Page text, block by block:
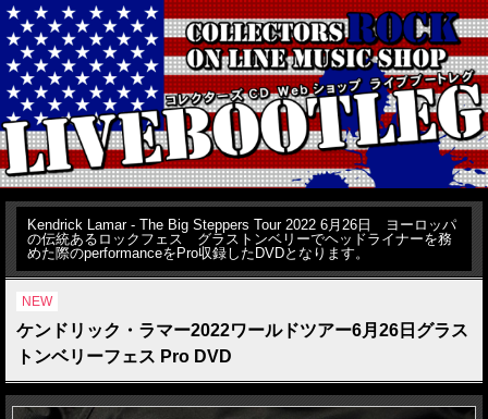
Kendrick Lamar - The Big Steppers Tour 2022 6月26日 ヨーロッパ
の伝統あるロックフェス グラストンベリーでヘッドライナーを務
めた際のperformanceをPro収録したDVDとなります。
NEW
ケンドリック・ラマー2022ワールドツアー6月26日グラス
トンベリーフェス Pro DVD